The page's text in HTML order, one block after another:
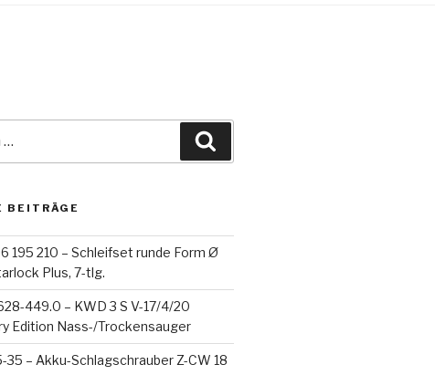
BEITRÄGE
195 210 – Schleifset runde Form Ø
Plus, 7-tlg.
449.0 – KWD 3 S V-17/4/20
Edition Nass-/Trockensauger
35 – Akku-Schlagschrauber Z-CW 18